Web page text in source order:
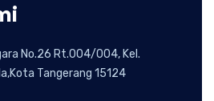
No.26 Rt.004/004, Kel.
Tangerang 15124